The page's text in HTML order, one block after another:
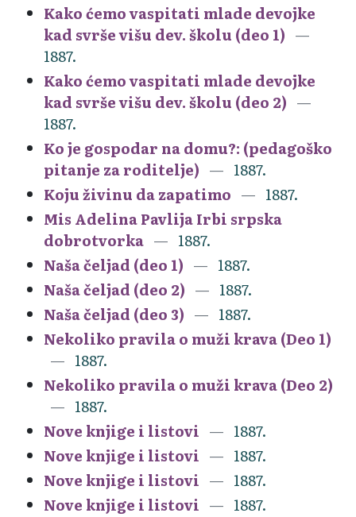
Kako ćemo vaspitati mlade devojke
kad svrše višu dev. školu (deo 1)
1887.
Kako ćemo vaspitati mlade devojke
kad svrše višu dev. školu (deo 2)
1887.
Ko je gospodar na domu?: (pedagoško
pitanje za roditelje)
1887.
Koju živinu da zapatimo
1887.
Mis Adelina Pavlija Irbi srpska
dobrotvorka
1887.
Naša čeljad (deo 1)
1887.
Naša čeljad (deo 2)
1887.
Naša čeljad (deo 3)
1887.
Nekoliko pravila o muži krava (Deo 1)
1887.
Nekoliko pravila o muži krava (Deo 2)
1887.
Nove knjige i listovi
1887.
Nove knjige i listovi
1887.
Nove knjige i listovi
1887.
Nove knjige i listovi
1887.